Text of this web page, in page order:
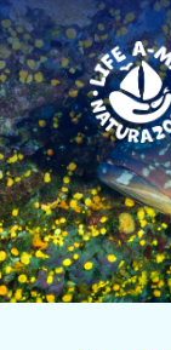
Skip
to
main
content